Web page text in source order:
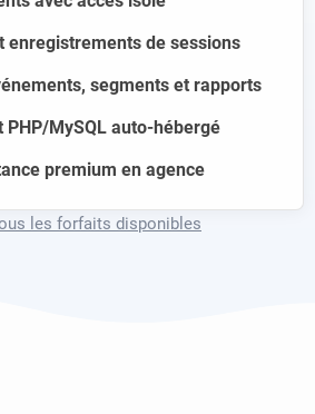
enregistrements de sessions
segments et rapports
PHP/MySQL auto-hébergé
premium en agence
les forfaits disponibles